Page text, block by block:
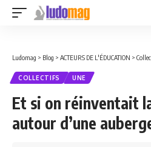
Ludomag > Blog > ACTEURS DE L'ÉDUCATION >
COLLECTIFS UNE
Et si on réinventait
autour d’une